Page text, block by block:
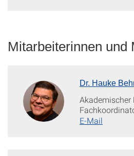
Mitarbeiterinnen und
Dr. Hauke
Akademischer
E-Mail